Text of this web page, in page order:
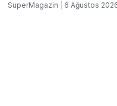
SuperMagazin 6 Ağustos